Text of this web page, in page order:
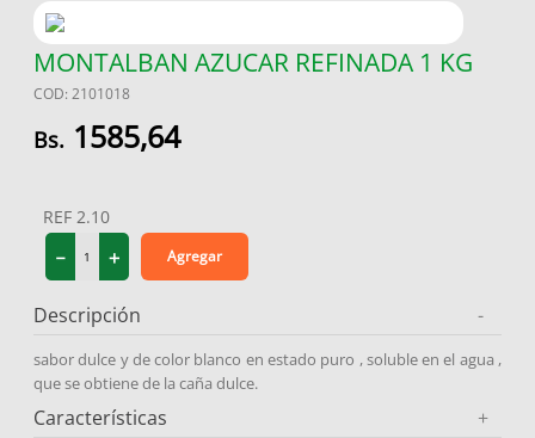
MONTALBAN AZUCAR REFINADA 1 KG
COD: 2101018
1585,64
REF 2.10
＋
－ Agregar
Descripción -
sabor dulce y de color blanco en estado puro , soluble en el agua ,
que se obtiene de la caña dulce.
Características +
3 .
4.
vitamina c
.
protector solar
.
miovit
10. medias compresión